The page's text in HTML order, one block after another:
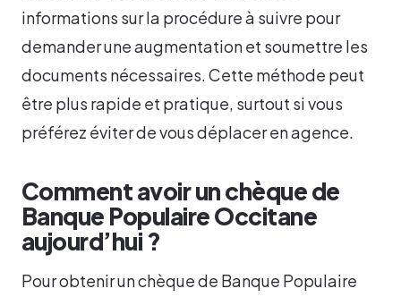
informations sur la procédure à suivre pour
demander une augmentation et soumettre les
documents nécessaires. Cette méthode peut
être plus rapide et pratique, surtout si vous
préférez éviter de vous déplacer en agence.
Comment avoir un chèque de
Banque Populaire Occitane
aujourd’hui ?
Pour obtenir un chèque de Banque Populaire